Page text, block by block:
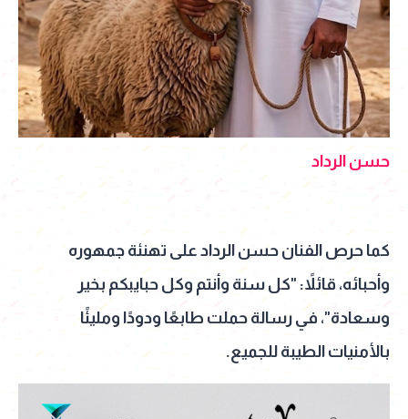
حسن الرداد
كما حرص الفنان حسن الرداد على تهنئة جمهوره
وأحبائه، قائلاً: "كل سنة وأنتم وكل حبايبكم بخير
وسعادة"، في رسالة حملت طابعًا ودودًا ومليئًا
بالأمنيات الطيبة للجميع.